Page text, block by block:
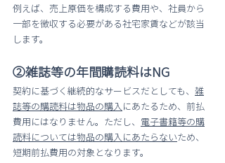
例えば、売上原価を構成する費用や、社員から
一部を徴収する必要がある社宅家賃などが該当
します。
②雑誌等の年間購読料はNG
契約に基づく継続的なサービスだとしても、 雑
誌等の購読料は物品の購入 にあたるため、前払
費用にはなりません。ただし、 電子書籍等の購
読料については物品の購入にあたらないため、
短期前払費用の対象となります。